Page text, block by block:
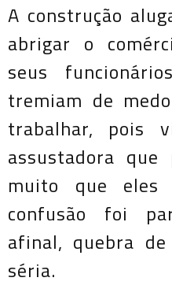
A construção
abrigar o
seus
tremiam de
trabalhar, pois
assustadora
muito que eles
confusão foi
afinal, quebra
séria.